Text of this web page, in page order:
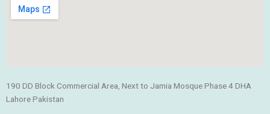
190 DD Block Commercial Area, Next to Jamia Mosque Phase 4 DHA
Lahore Pakistan